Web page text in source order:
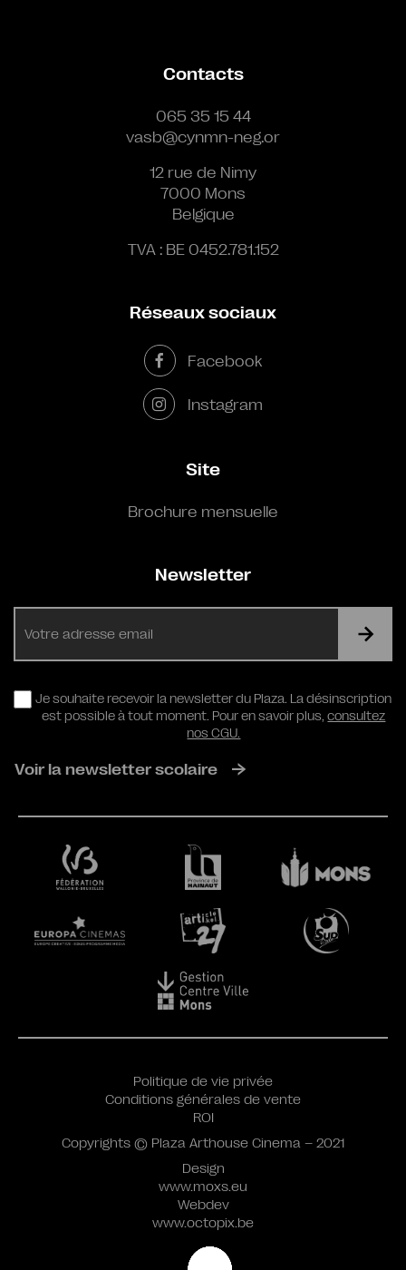
Contacts
065 35 15 44
vasb@cynmn-neg.or
12 rue de Nimy
7000 Mons
Belgique
TVA : BE 0452.781.152
Réseaux sociaux
Facebook
Instagram
Site
Brochure mensuelle
Newsletter
RGPD
Je souhaite recevoir la newsletter du Plaza. La désinscription
est possible à tout moment. Pour en savoir plus,consultez
nos CGU.
Voir la newsletter scolaire
Design
www.moxs.eu
Webdev
www.octopix.be
Politique de vie privée
Conditions générales de vente
ROI
Copyrights © Plaza Arthouse Cinema – 2021